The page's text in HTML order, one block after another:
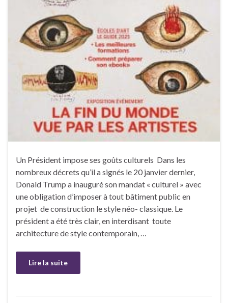
Un Président impose ses goûts culturels Dans les
nombreux décrets qu’il a signés le 20 janvier dernier,
Donald Trump a inauguré son mandat « culturel » avec
une obligation d’imposer à tout bâtiment public en
projet de construction le style néo- classique. Le
président a été très clair, en interdisant toute
architecture de style contemporain, …
Lire la suite